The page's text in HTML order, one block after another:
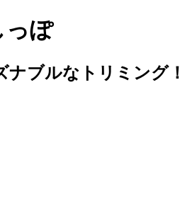
ぽ
ブルなトリミング！